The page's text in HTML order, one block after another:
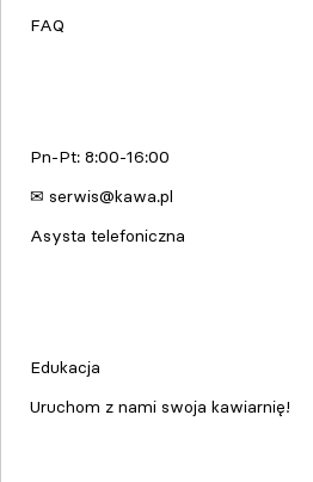
FAQ
Pn-Pt: 8:00-16:00
✉ serwis@kawa.pl
Asysta telefoniczna
Edukacja
Uruchom z nami swoja kawiarnię!